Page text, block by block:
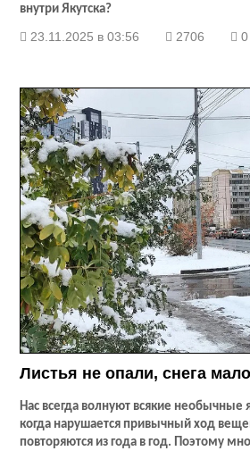
внутри Якутска?
23.11.2025 в 03:56 2706 0
Листья не опали, снега
Нас всегда волнуют всякие необычные
когда нарушается привычный ход
повторяются из года в год. Поэтому